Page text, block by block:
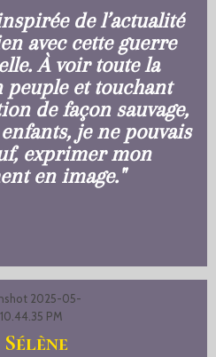
de l’actualité
avec cette guerre
À voir toute la
peuple et touchant
de façon sauvage,
je ne pouvais
exprimer mon
en image."
Sélène